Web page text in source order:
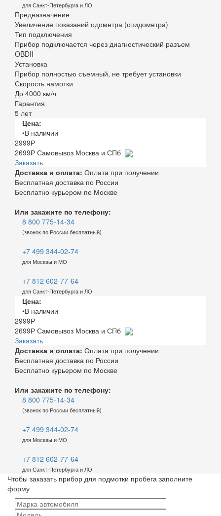
для Санкт-Петербурга и ЛО
Предназначение
Увеличение показаний одометра (спидометра)
Тип подключения
Прибор подключается через диагностический разъем
OBDII
Установка
Прибор полностью съемный, не требует установки
Скорость намотки
До 4000 км/ч
Гарантия
5 лет
Цена:
•В наличии
2999Р
2699Р Самовывоз Москва и СПб
Заказать
Доставка и оплата: Оплата при получении
Бесплатная доставка по России
Бесплатно курьером по Москве
Или закажите по телефону:
8 800 775-14-34
(звонок по России бесплатный)
+7 499 344-02-74
для Москвы и МО
+7 812 602-77-64
для Санкт-Петербурга и ЛО
Цена:
•В наличии
2999Р
2699Р Самовывоз Москва и СПб
Заказать
Доставка и оплата: Оплата при получении
Бесплатная доставка по России
Бесплатно курьером по Москве
Или закажите по телефону:
8 800 775-14-34
(звонок по России бесплатный)
+7 499 344-02-74
для Москвы и МО
+7 812 602-77-64
для Санкт-Петербурга и ЛО
Чтобы заказать прибор для подмотки пробега заполните
форму